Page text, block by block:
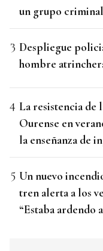
un grupo criminal
Despliegue
hombre
La resistencia de
Ourense en
la enseñanza de
Un nuevo
tren alerta a los
“Estaba ardendo